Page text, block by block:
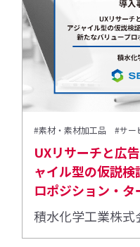
#素材・素材加工品 #サー
UXリサーチと広
ャイル型の仮説
ロポジション・
積水化学工業株式